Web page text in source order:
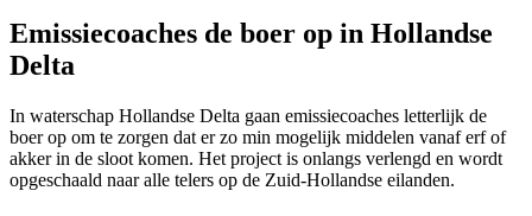
Emissiecoaches de boer op in Hollandse
Delta
In waterschap Hollandse Delta gaan emissiecoaches letterlijk de
boer op om te zorgen dat er zo min mogelijk middelen vanaf erf of
akker in de sloot komen. Het project is onlangs verlengd en wordt
opgeschaald naar alle telers op de Zuid-Hollandse eilanden.